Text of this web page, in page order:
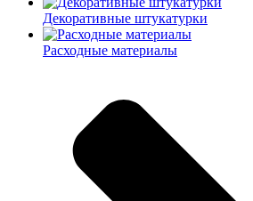
Декоративные штукатурки
Расходные материалы